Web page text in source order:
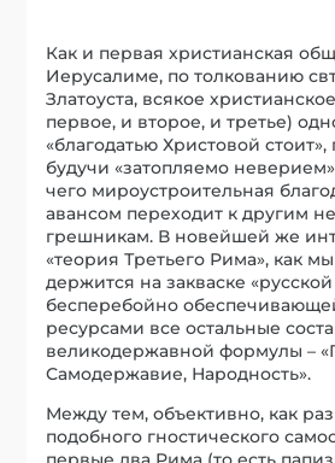
Как и первая христианская
Иерусалиме, по толкованию
Златоуста, всякое
первое, и второе, и третье)
«благодатью Христовой стоит»,
будучи «затопляемо
чего мироустроительная
авансом переходит к другим
грешникам. В новейшей же
«теория Третьего Рима», как
держится на закваске
бесперебойно
ресурсами все остальные
великодержавной формулы –
Самодержавие, Народность».
Между тем, объективно, как
подобного гностического